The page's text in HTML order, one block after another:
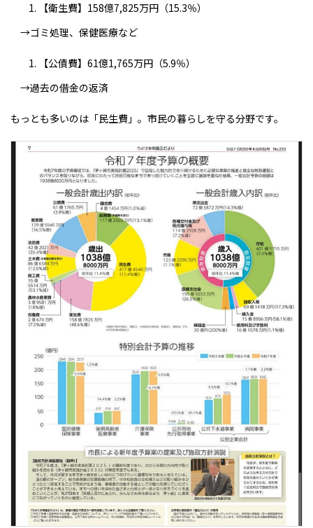
【衛生費】158億7,825万円（15.3％）
→ゴミ処理、保健医療など
【公債費】61億1,765万円（5.9％）
→過去の借金の返済
もっとも多いのは「民生費」。市民の暮らしを守る分野です。